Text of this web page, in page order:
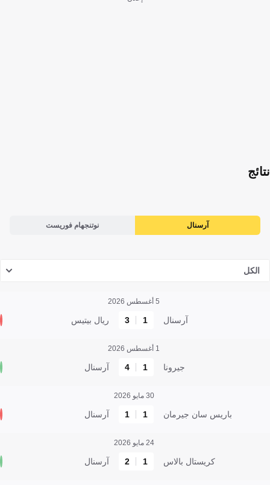
نتائج
آرسنال نوتنجهام فوريست
الكل
5 أغسطس 2026
آرسنال 1
3 ريال بيتيس
1 أغسطس 2026
جيرونا 1
4 آرسنال
30 مايو 2026
باريس سان جيرمان 1
1 آرسنال
24 مايو 2026
كريستال بالاس 1
2 آرسنال